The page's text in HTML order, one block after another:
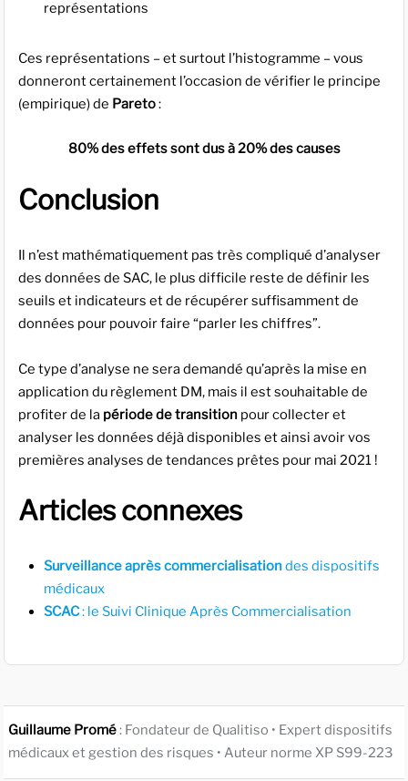
représentations
Ces représentations – et surtout l’histogramme – vous
donneront certainement l’occasion de vérifier le principe
(empirique) de Pareto:
80% des effets sont dus à 20% des causes
Conclusion
Il n’est mathématiquement pas très compliqué d’analyser
des données de SAC, le plus difficile reste de définir les
seuils et indicateurs et de récupérer suffisamment de
données pour pouvoir faire “parler les chiffres”.
Ce type d’analyse ne sera demandé qu’après la mise en
application du règlement DM, mais il est souhaitable de
profiter de la période de transitionpour collecter et
analyser les données déjà disponibles et ainsi avoir vos
premières analyses de tendances prêtes pour mai 2021 !
Articles connexes
Surveillance après commercialisationdes dispositifs
médicaux
SCAC: le Suivi Clinique Après Commercialisation
Guillaume Promé: Fondateur de Qualitiso • Expert dispositifs
médicaux et gestion des risques • Auteur norme XP S99-223